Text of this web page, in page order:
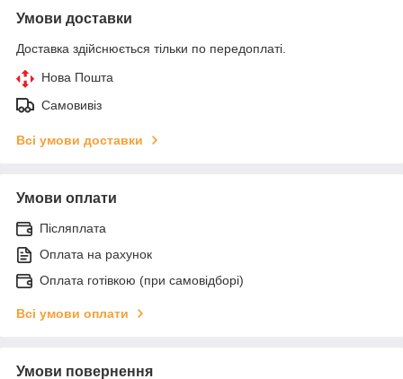
Умови доставки
Доставка здійснюється тільки по передоплаті.
Нова Пошта
Самовивіз
Всі умови доставки
Умови оплати
Післяплата
Оплата на рахунок
Оплата готівкою (при самовідборі)
Всі умови оплати
Умови повернення